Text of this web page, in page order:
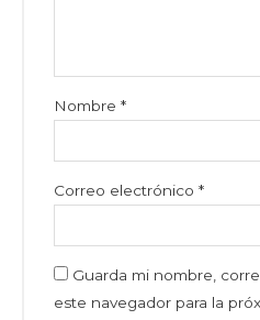
Nombre*
Correo electrónico*
Guarda mi nombre,
este navegador para la